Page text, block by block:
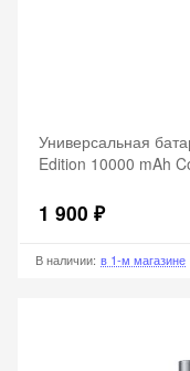
Универсальная
Edition 10000 mAh
1 900 ₽
В наличии: в 1-м магазине